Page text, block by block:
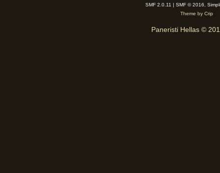
SMF 2.0.11 | SMF © 2016,
Theme by Crip
Paneristi Hellas ©